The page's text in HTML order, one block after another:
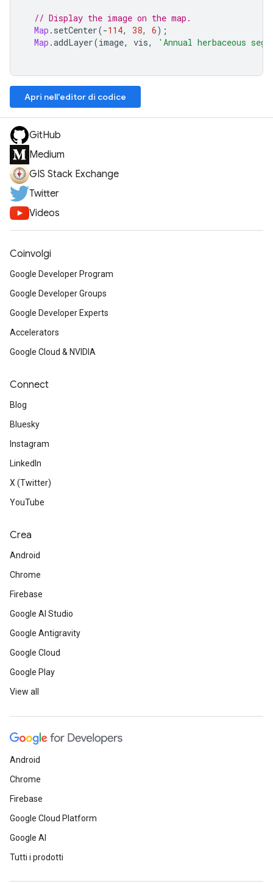
// Display the image on the map.
Map . setCenter(-114, 38, 6);
Map .addLayer(image, vis, 'Annual herbaceous
Apri nell'editor di codice
GitHub
Medium
GIS Stack Exchange
Twitter
Videos
Coinvolgi
Google Developer Program
Google Developer Groups
Google Developer Experts
Accelerators
Google Cloud & NVIDIA
Connect
Blog
Bluesky
Instagram
LinkedIn
X (Twitter)
YouTube
Crea
Android
Chrome
Firebase
Google AI Studio
Google Antigravity
Google Cloud
Google Play
View all
Android
Chrome
Firebase
Google Cloud Platform
Google AI
Tutti i prodotti